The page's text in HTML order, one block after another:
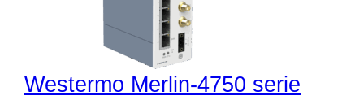
Westermo Merlin-4750 serie